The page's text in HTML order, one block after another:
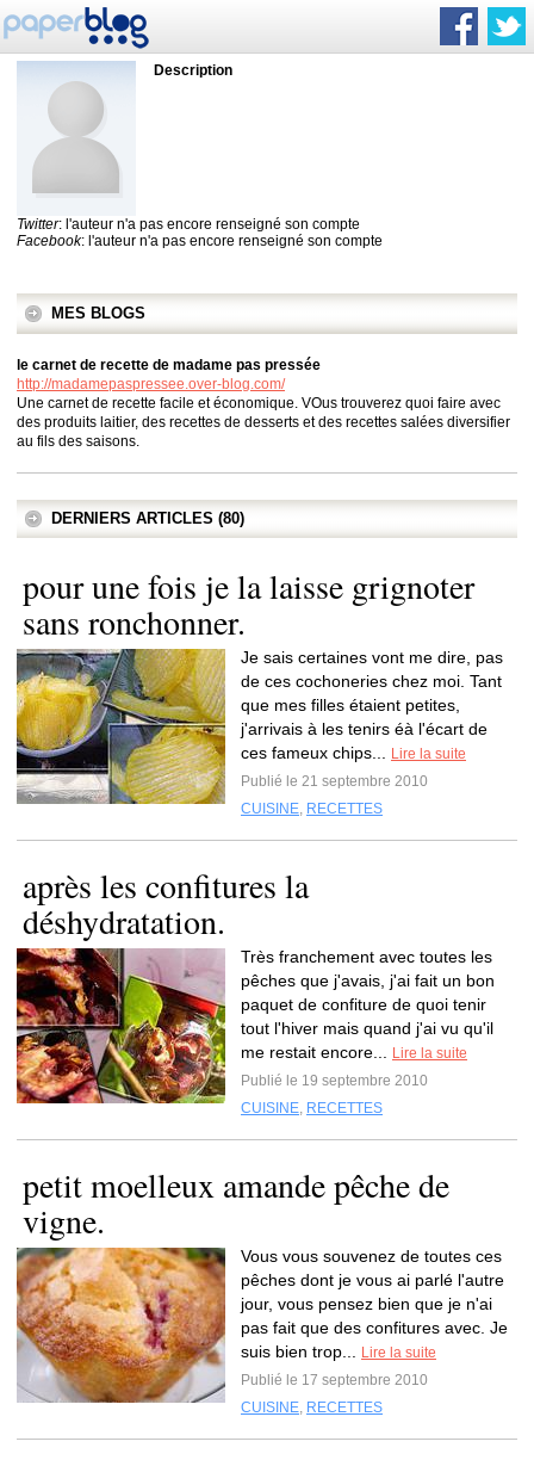
Description
Twitter: l'auteur n'a pas encore renseigné son compte
Facebook: l'auteur n'a pas encore renseigné son compte
MES BLOGS
le carnet de recette de madame pas pressée
http://madamepaspressee.over-blog.com/
Une carnet de recette facile et économique. VOus trouverez quoi faire avec
des produits laitier, des recettes de desserts et des recettes salées diversifier
au fils des saisons.
DERNIERS ARTICLES (80)
pour une fois je la laisse grignoter
sans ronchonner.
Je sais certaines vont me dire, pas
de ces cochoneries chez moi. Tant
que mes filles étaient petites,
j'arrivais à les tenirs éà l'écart de
ces fameux chips...
Lire la suite
Publié le 21 septembre 2010
CUISINE, RECETTES
après les confitures la
déshydratation.
Très franchement avec toutes les
pêches que j'avais, j'ai fait un bon
paquet de confiture de quoi tenir
tout l'hiver mais quand j'ai vu qu'il
me restait encore...
Lire la suite
Publié le 19 septembre 2010
CUISINE, RECETTES
petit moelleux amande pêche de
vigne.
Vous vous souvenez de toutes ces
pêches dont je vous ai parlé l'autre
jour, vous pensez bien que je n'ai
pas fait que des confitures avec. Je
suis bien trop...
Lire la suite
Publié le 17 septembre 2010
CUISINE, RECETTES